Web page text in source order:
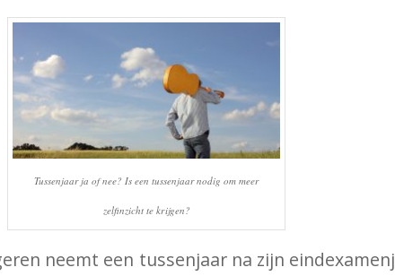
Tussenjaar ja of nee? Is een tussenjaar nodig om meer
zelfinzicht te krijgen?
neemt een tussenjaar na zijn